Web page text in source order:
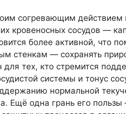
согревающим действием
кровеносных сосудов —
более активной, что
стенкам — сохранять
тех, кто стремится
системы и тонус
нормальной
Ещё одна грань его